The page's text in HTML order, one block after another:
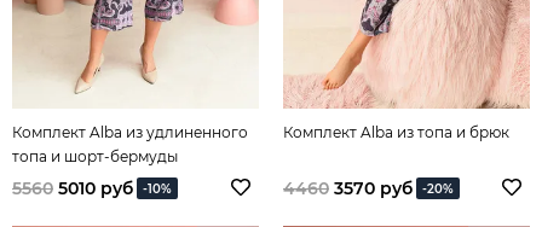
Комплект Alba из удлиненного
топа и шорт-бермуды
5560 5010 руб -10%
Комплект Alba из топа и брюк
4460 3570 руб -20%